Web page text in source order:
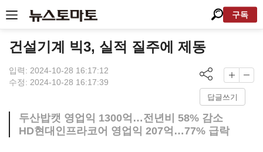
구독
건설기계 빅3, 실적 질주에 제동
입력: 2024-10-28 16:17:12
수정: 2024-10-28 16:17:39
답글쓰기
두산밥캣 영업익 1300억…전년비 58% 감소
HD현대인프라코어 영업익 207억…77% 급락